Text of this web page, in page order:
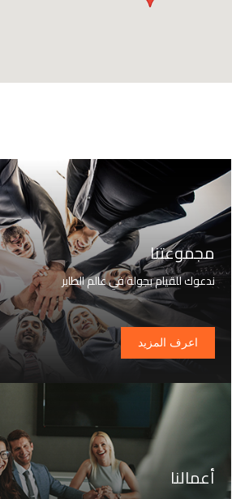
مجموعتنا
ندعوك للقيام بجولة في عالم الطاير
اعرف المزيد
أعمالنا